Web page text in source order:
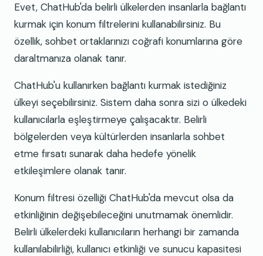
Evet, ChatHub'da belirli ülkelerden insanlarla bağlantı
kurmak için konum filtrelerini kullanabilirsiniz. Bu
özellik, sohbet ortaklarınızı coğrafi konumlarına göre
daraltmanıza olanak tanır.
ChatHub'u kullanırken bağlantı kurmak istediğiniz
ülkeyi seçebilirsiniz. Sistem daha sonra sizi o ülkedeki
kullanıcılarla eşleştirmeye çalışacaktır. Belirli
bölgelerden veya kültürlerden insanlarla sohbet
etme fırsatı sunarak daha hedefe yönelik
etkileşimlere olanak tanır.
Konum filtresi özelliği ChatHub'da mevcut olsa da
etkinliğinin değişebileceğini unutmamak önemlidir.
Belirli ülkelerdeki kullanıcıların herhangi bir zamanda
kullanılabilirliği, kullanıcı etkinliği ve sunucu kapasitesi